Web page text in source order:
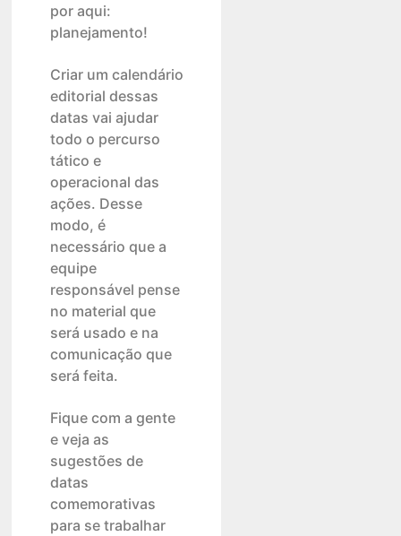
por aqui:
planejamento!
Criar um calendário
editorial dessas
datas vai ajudar
todo o percurso
tático e
operacional das
ações. Desse
modo, é
necessário que a
equipe
responsável pense
no material que
será usado e na
comunicação que
será feita.
Fique com a gente
e veja as
sugestões de
datas
comemorativas
para se trabalhar